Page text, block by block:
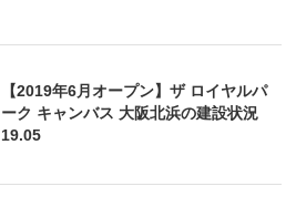
【2019年6月オープン】ザ ロイヤルパ
ーク キャンバス 大阪北浜の建設状況
19.05